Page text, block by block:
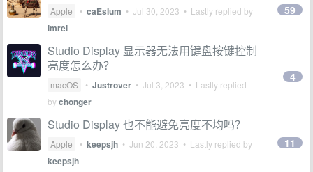
Apple • caEsIum • Jul 30, 2023 • Lastly replied by
imrei
59
Studio Display 显示器无法用键盘按键控制
亮度怎么办？
macOS • Justrover • Jul 3, 2023 • Lastly replied
bychonger
4
Studio Display 也不能避免亮度不均吗？
Apple • keepsjh • Jun 20, 2023 • Lastly replied by
keepsjh
11